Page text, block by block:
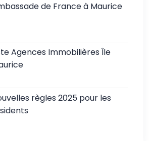
de France à Maurice
Agences Immobilières Île
règles 2025 pour les